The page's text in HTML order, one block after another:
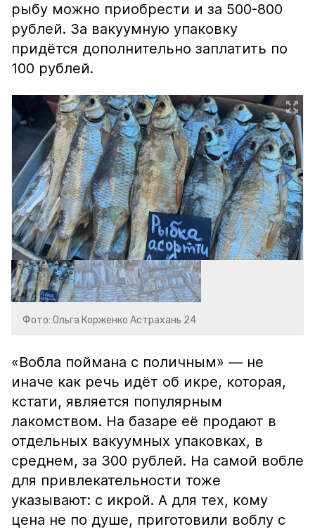
рыбу можно приобрести и за 500-800
рублей. За вакуумную упаковку
придётся дополнительно заплатить по
100 рублей.
Фото: Ольга Корженко Астрахань 24
«Вобла поймана с поличным» — не
иначе как речь идёт об икре, которая,
кстати, является популярным
лакомством. На базаре её продают в
отдельных вакуумных упаковках, в
среднем, за 300 рублей. На самой вобле
для привлекательности тоже
указывают: с икрой. А для тех, кому
цена не по душе, приготовили воблу с